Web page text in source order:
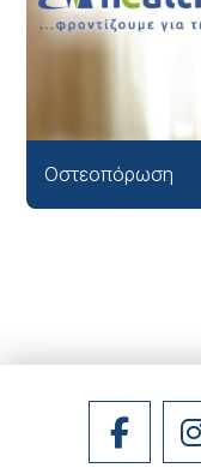
Οστεοπόρωση